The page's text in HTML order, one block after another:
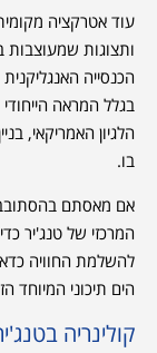
עוד אטרקציה
ותצוגות שמעוצבות
הכנסייה
בגלל המראה
הלגיון האמריקאי,
בו.
אם מאסתם
המרכזי של טנג'יר
להשלמת החוויה
הים תיכוני המיוחד
קולינריה